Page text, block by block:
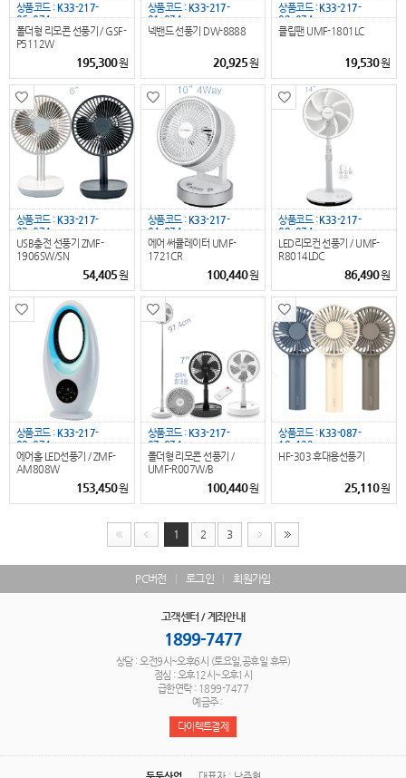
상품코드 :K33-217-
06_074
폴더형 리모콘 선풍기 / GSF-
P5112W
195,300원
상품코드 :K33-217-
01_074
넥밴드 선풍기 DW-8888
20,925원
상품코드 :K33-217-
02_074
클립팬 UMF-1801LC
19,530원
상품코드 : K33-217-
03_074
USB충전 선풍기 ZMF-
1906SW/SN
54,405원
상품코드 : K33-217-
04_074
에어 써큘레이터 UMF-
1721CR
100,440원
상품코드 : K33-217-
08_074
LED리모컨 선풍기 / UMF-
R8014LDC
86,490원
상품코드 :K33-217-
09_074
에어홀 LED선풍기 / ZMF-
AM808W
153,450원
상품코드 :K33-217-
07_074
폴더형 리모콘 선풍기 /
UMF-R007W/B
100,440원
상품코드 :K33-087-
18_122
HF-303 휴대용선풍기
25,110원
1 2 3
PC버전 로그인 회원가입
고객센터 / 계좌안내
1899-7477
상담 : 오전9시~오후6시 (토요일,공휴일 휴무)
점심 : 오후12시~오후1시
급한연락 : 1899-7477
예금주 :
다이렉트결제